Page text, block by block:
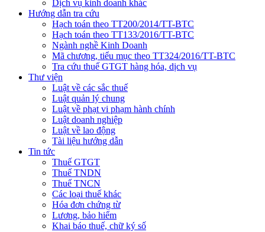
Dịch vụ kinh doanh khác
Hướng dẫn tra cứu
Hạch toán theo TT200/2014/TT-BTC
Hạch toán theo TT133/2016/TT-BTC
Ngành nghề Kinh Doanh
Mã chương, tiểu mục theo TT324/2016/TT-BTC
Tra cứu thuế GTGT hàng hóa, dịch vụ
Thư viện
Luật về các sắc thuế
Luật quản lý chung
Luật về phạt vi phạm hành chính
Luật doanh nghiệp
Luật về lao động
Tài liệu hướng dẫn
Tin tức
Thuế GTGT
Thuế TNDN
Thuế TNCN
Các loại thuế khác
Hóa đơn chứng từ
Lương, bảo hiểm
Khai báo thuế, chữ ký số